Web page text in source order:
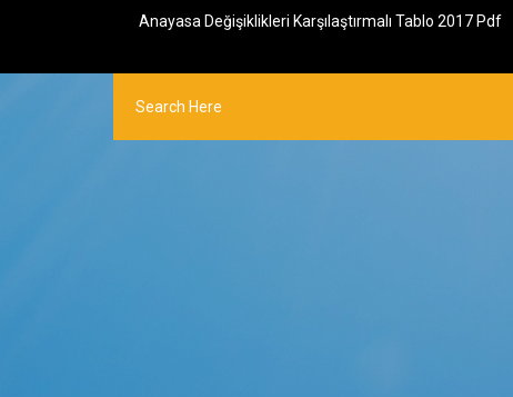
Anayasa Değişiklikleri Karşılaştırmalı Tablo 2017 Pdf